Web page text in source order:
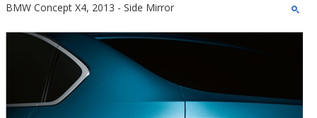
BMW Concept X4, 2013 - Side Mirror